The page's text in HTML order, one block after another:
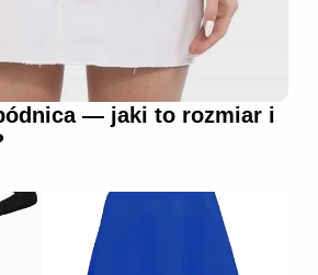
— jaki to rozmiar i